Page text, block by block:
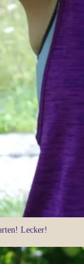
Lecker!